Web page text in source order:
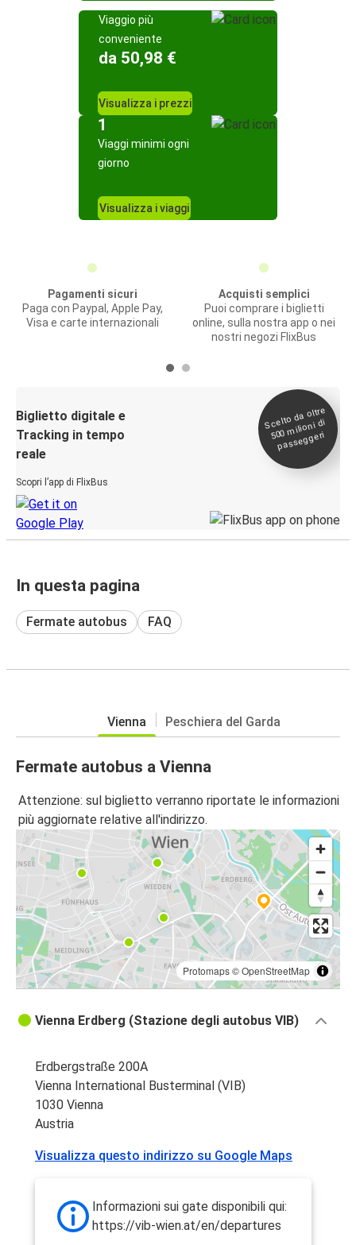
Viaggio più
conveniente
da 50,98 €
Visualizza i prezzi
1
Viaggi minimi ogni
giorno
Visualizza i viaggi
Pagamenti sicuri
Paga con Paypal, Apple Pay,
Visa e carte internazionali
Acquisti semplici
Puoi comprare i biglietti
online, sulla nostra app o nei
nostri negozi FlixBus
Biglietto digitale e
Tracking in tempo
reale
Scopri l’app di FlixBus
Scelto da oltre
500
milioni di
passeggeri
In questa pagina
Fermate autobus FAQ
Vienna Peschiera del Garda
Fermate autobus a Vienna
Attenzione: sul biglietto verranno riportate le informazioni
più aggiornate relative all'indirizzo.
Protomaps©OpenStreetMap
Vienna Erdberg (Stazione degli autobus VIB)
Erdbergstraße 200A
Vienna International Busterminal (VIB)
1030 Vienna
Austria
Visualizza questo indirizzo su Google Maps
Informazioni sui gate disponibili qui:
https://vib-wien.at/en/departures